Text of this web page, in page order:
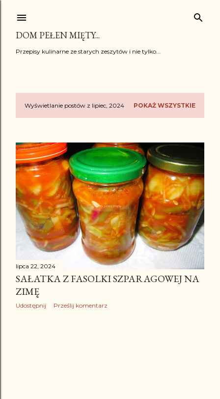
DOM PEŁEN MIĘTY...
Przepisy kulinarne ze starych zeszytów i nie tylko...
P
s
t
y
Wyświetlanie postów z lipiec, 2024 POKAŻ WSZYSTKIE
lipca 22, 2024
SAŁATKA Z FASOLKI SZPARAGOWEJ NA
ZIMĘ
Udostępnij Prześlij komentarz